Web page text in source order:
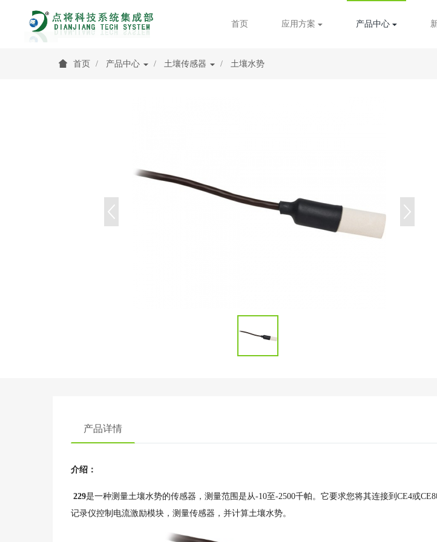
首页 应用方案 产品中心
首页 产品中心 土壤传感器 土壤水势
产品详情
介绍：
229是一种测量土壤水势的传感器，测量范围是从-10至-2500千帕。它要求您将其连接到CE4或
记录仪控制电流激励模块，测量传感器，并计算土壤水势。